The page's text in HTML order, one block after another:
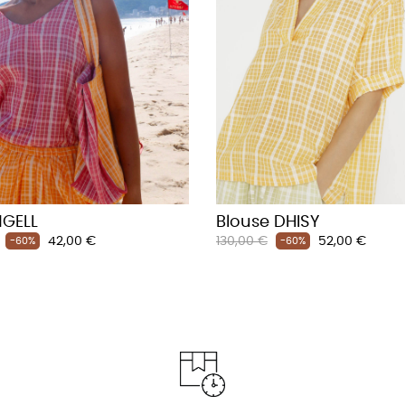
-60% Prix
42,00 €
Blouse DHISY
Prix
130,00 € -60% Prix
52,00 €